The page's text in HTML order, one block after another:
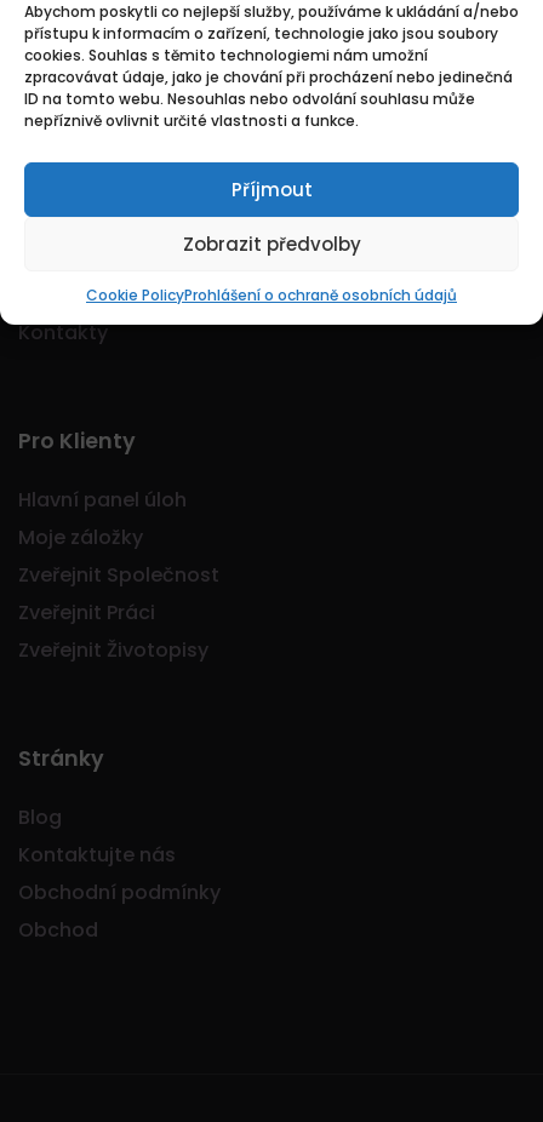
Abychom poskytli co nejlepší služby, používáme k ukládání a/nebo
přístupu k informacím o zařízení, technologie jako jsou soubory
cookies. Souhlas s těmito technologiemi nám umožní
zpracovávat údaje, jako je chování při procházení nebo jedinečná
ID na tomto webu. Nesouhlas nebo odvolání souhlasu může
nepříznivě ovlivnit určité vlastnosti a funkce.
Příjmout
Zobrazit předvolby
Cookie PolicyProhlášení o ochraně osobních údajů
Logo Jobmarkt.cz ® je registrovaná ochranná
známka.
Kontakty
Pro Klienty
Hlavní panel úloh
Moje záložky
Zveřejnit Společnost
Zveřejnit Práci
Zveřejnit Životopisy
Stránky
Blog
Kontaktujte nás
Obchodní podmínky
Obchod